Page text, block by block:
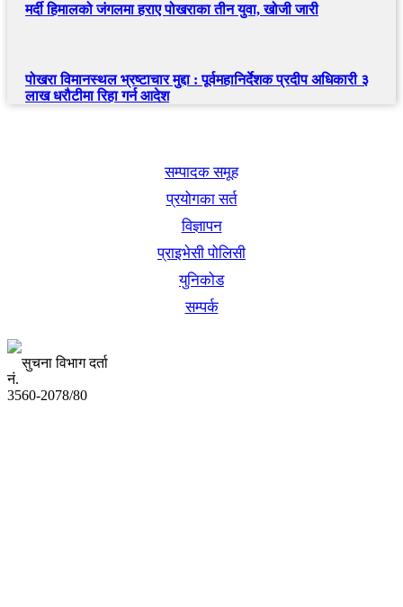
मर्दी हिमालको जंगलमा हराए पोखराका तीन युवा, खोजी जारी
पोखरा विमानस्थल भ्रष्टाचार मुद्दा : पूर्वमहानिर्देशक प्रदीप अधिकारी ३
लाख धरौटीमा रिहा गर्न आदेश
सम्पादक समूह
प्रयोगका सर्त
विज्ञापन
प्राइभेसी पोलिसी
युनिकोड
सम्पर्क
सुचना विभाग दर्ता
नं.
3560-2078/80